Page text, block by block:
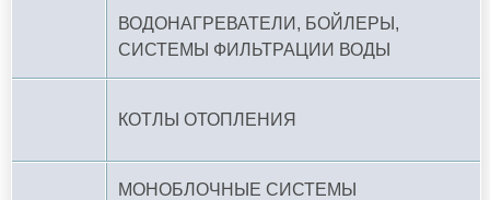
ВОДОНАГРЕВАТЕЛИ, БОЙЛЕРЫ,
СИСТЕМЫ ФИЛЬТРАЦИИ ВОДЫ
КОТЛЫ ОТОПЛЕНИЯ
МОНОБЛОЧНЫЕ СИСТЕМЫ